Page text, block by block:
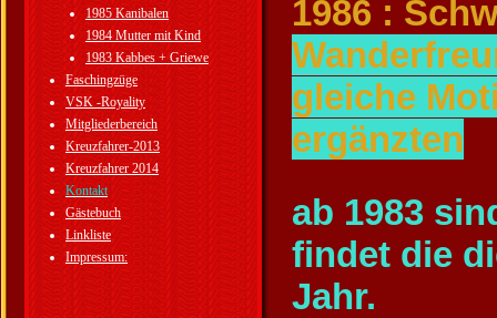
1985 Kanibalen
1984 Mutter mit Kind
1983 Kabbes + Griewe
Faschingzüge
VSK -Royality
Mitgliederbereich
Kreuzfahrer-2013
Kreuzfahrer 2014
Kontakt
Gästebuch
Linkliste
Impressum:
1986 :
gleiche
ergänzten
ab 1983
findet die
Jahr.